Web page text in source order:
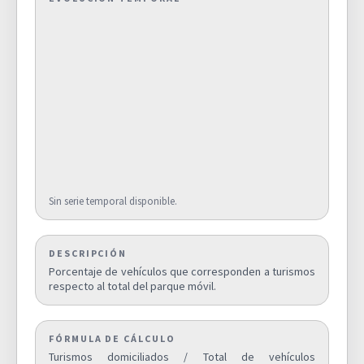
delimitado de la ciudad (%).
AGRARIAS Y FORESTALES
Superficie municipal de suelo
no urbanizable (%).
SUPERFICIE DE SUELO NO
URBANIZABLE (%)
Sin serie temporal disponible.
DESCRIPCIÓN
Porcentaje de vehículos que corresponden a turismos
respecto al total del parque móvil.
FÓRMULA DE CÁLCULO
Turismos domiciliados / Total de vehículos